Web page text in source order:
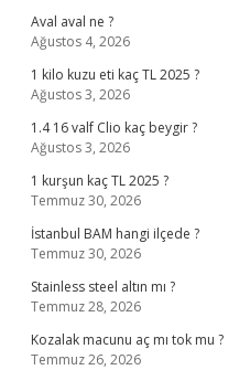
Aval aval ne ?
Ağustos 4, 2026
1 kilo kuzu eti kaç TL 2025 ?
Ağustos 3, 2026
1.4 16 valf Clio kaç beygir ?
Ağustos 3, 2026
1 kurşun kaç TL 2025 ?
Temmuz 30, 2026
İstanbul BAM hangi ilçede ?
Temmuz 30, 2026
Stainless steel altın mı ?
Temmuz 28, 2026
Kozalak macunu aç mı tok mu ?
Temmuz 26, 2026